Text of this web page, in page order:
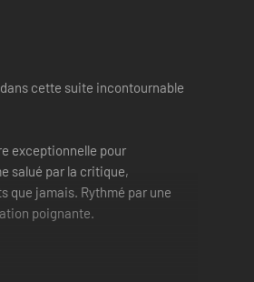
cette suite incontournable
exceptionnelle pour
salué par la critique,
que jamais. Rythmé par une
poignante.